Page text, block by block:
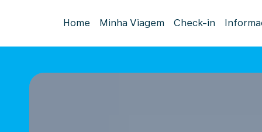
Home Minha Viagem Check-in